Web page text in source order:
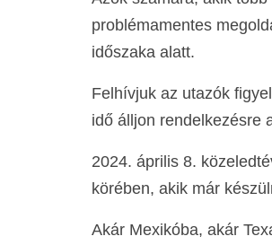
problémamentes
időszaka alatt.
Felhívjuk az utazók
idő álljon rendelkezésre
2024. április 8.
körében, akik már
Akár Mexikóba, akár